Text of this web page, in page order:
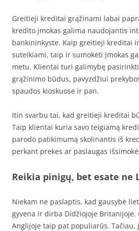
Greitieji kreditai grąžinami labai
kredito įmokas galima naudojantis
bankininkyste. Kaip greitieji kreditai
suteikiami, taip ir sumokėti įmokas
metu. Klientai turi galimybę
grąžinimo būdus, pavyzdžiui
spaudos kioskuose ir pan.
Itin svarbu tai, kad greitieji kreditai
Taip klientai kuria savo teigiamą
parodo patikimumą skolinantis iš
perkant prekes ar paslaugas
Reikia pinigų, bet esate ne
Niekam ne paslaptis, kad gausybė
gyvena ir dirba Didžiojoje
Anglijoje taip pat populiarūs. Tačiau,